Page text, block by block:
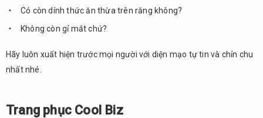
Có còn dính thức ăn thừa trên răng không?
Không còn gỉ mắt chứ?
Hãy luôn xuất hiện trước mọi người với diện mạo tự tin và chỉn chu
nhất nhé.
Trang phục Cool Biz